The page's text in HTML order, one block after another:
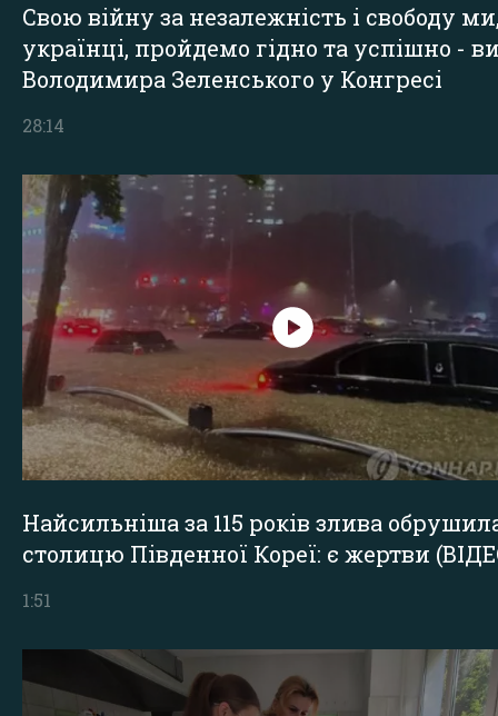
Свою війну за незалежність і свободу
українці, пройдемо гідно та успішно -
Володимира Зеленського у Конгресі
28:14
Найсильніша за 115 років злива
столицю Південної Кореї: є жертви
1:51